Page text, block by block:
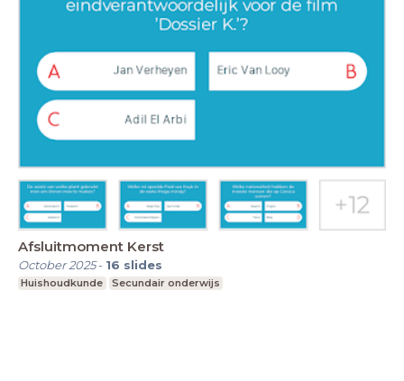
Afsluitmoment Kerst
October 2025- 16 slides
Huishoudkunde Secundair onderwijs